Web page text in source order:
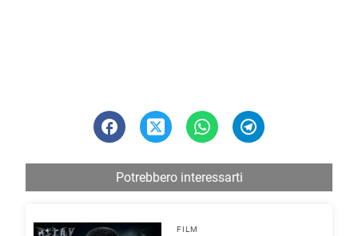
Potrebbero interessarti
FILM